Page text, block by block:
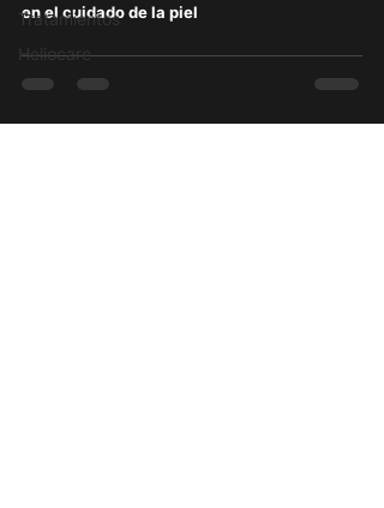
Tratamientos
Heliocare
en el cuidado de la piel